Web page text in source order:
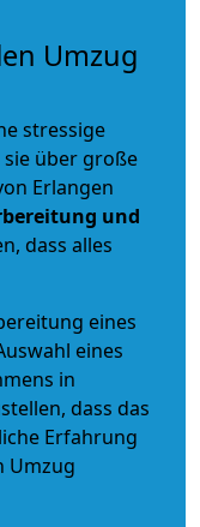
Umzug
stressige
über große
Erlangen
und
dass alles
eines
eines
in
dass das
Erfahrung
Umzug